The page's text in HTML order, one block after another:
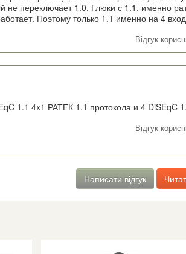
не переключает 1.0. Глюки с 1.1. именно
Поэтому только 1.1 именно на 4
Відгук
1.1 4x1 РАТЕК 1.1 протокола и 4 DiSEqC
Відгук
Написати відгук